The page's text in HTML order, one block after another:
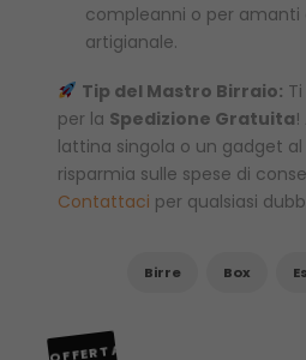
compleanni o per amanti
artigianale.
Tip del Mastro Birraio:
per la Spedizione Gratuita
lattina singola o un gadget
risparmia sulle spese di
Contattaci per qualsiasi
Birre Box
OFFERTA!